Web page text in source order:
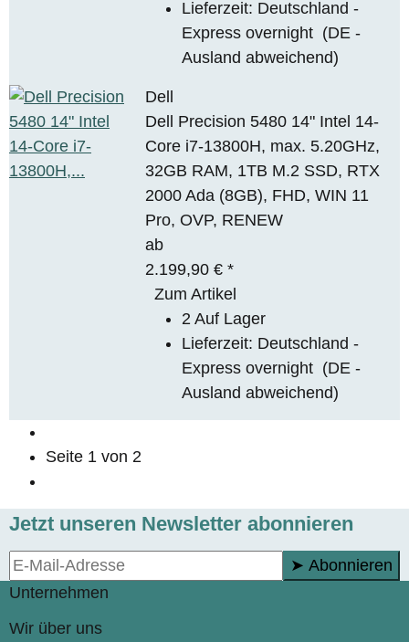
Lieferzeit: Deutschland -
Express overnight (DE -
Ausland abweichend)
Dell
Dell Precision 5480 14" Intel 14-
Core i7-13800H, max. 5.20GHz,
32GB RAM, 1TB M.2 SSD, RTX
2000 Ada (8GB), FHD, WIN 11
Pro, OVP, RENEW
ab
2.199,90 €*
Zum Artikel
2 Auf Lager
Lieferzeit: Deutschland -
Express overnight (DE -
Ausland abweichend)
Seite 1 von 2
Jetzt unseren Newsletter abonnieren
➤ Abonnieren
Unternehmen
Wir über uns